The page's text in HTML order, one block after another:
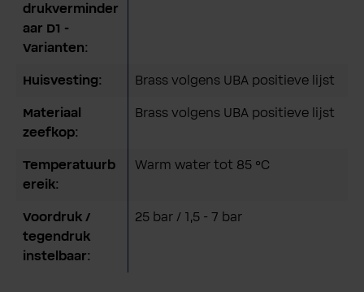
drukverminder
aar D1 -
Varianten:
Huisvesting: Brass volgens UBA positieve lijst
Materiaal
zeefkop:
Brass volgens UBA positieve lijst
Temperatuurb
ereik:
Warm water tot 85 °C
Voordruk /
tegendruk
instelbaar:
25 bar / 1,5 - 7 bar